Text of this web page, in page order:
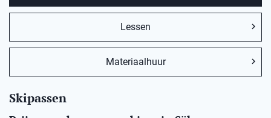
Lessen
Materiaalhuur
Skipassen